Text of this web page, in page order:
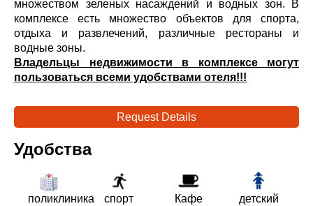
множеством зеленых насаждений и водных зон. В
комплексе есть множество объектов для спорта,
отдыха и развлечений, различные рестораны и
водные зоны.
Владельцы недвижимости в комплексе могут
пользоваться всеми удобствами отеля!!!
Request Details
Удобства
поликлиника спорт Кафе
детский